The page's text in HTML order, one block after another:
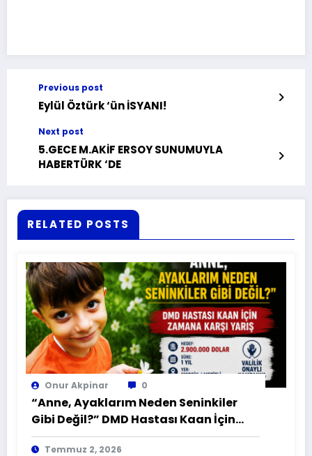
Previous post
Eylül Öztürk ‘ün İSYANI!
Next post
5.GECE M.AKİF ERSOY SUNUMUYLA
HABERTÜRK ‘DE
RELATED POSTS
Onur Akpinar 0
“Anne, Ayaklarım Neden Seninkiler
Gibi Değil?” DMD Hastası Kaan İçin
Zamana Karşı Yarış
Temmuz 2, 2026